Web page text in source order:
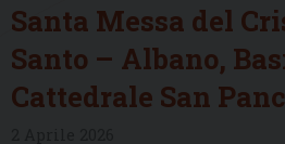
Santa Messa del
Santo – Albano,
Cattedrale San